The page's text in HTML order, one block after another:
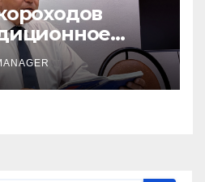
совещание